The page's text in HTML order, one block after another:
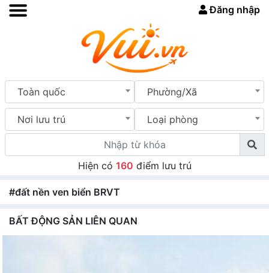
Đăng nhập
Toàn quốc Phường/Xã
Nơi lưu trú Loại phòng
Hiện có 160 điểm lưu trú
#đất nền ven biển BRVT
BẤT ĐỘNG SẢN LIÊN QUAN